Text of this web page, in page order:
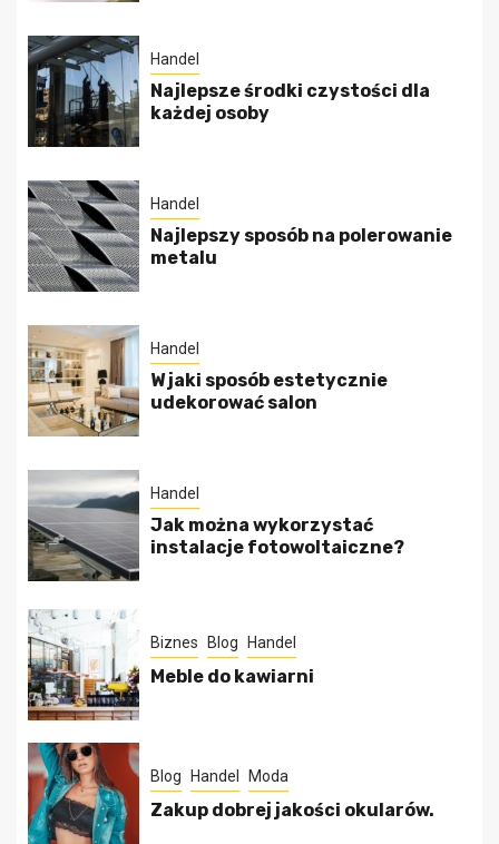
Handel
Najlepsze środki czystości dla
każdej osoby
Handel
Najlepszy sposób na polerowanie
metalu
Handel
W jaki sposób estetycznie
udekorować salon
Handel
Jak można wykorzystać
instalacje fotowoltaiczne?
Biznes Blog Handel
Meble do kawiarni
Blog Handel Moda
Zakup dobrej jakości okularów.